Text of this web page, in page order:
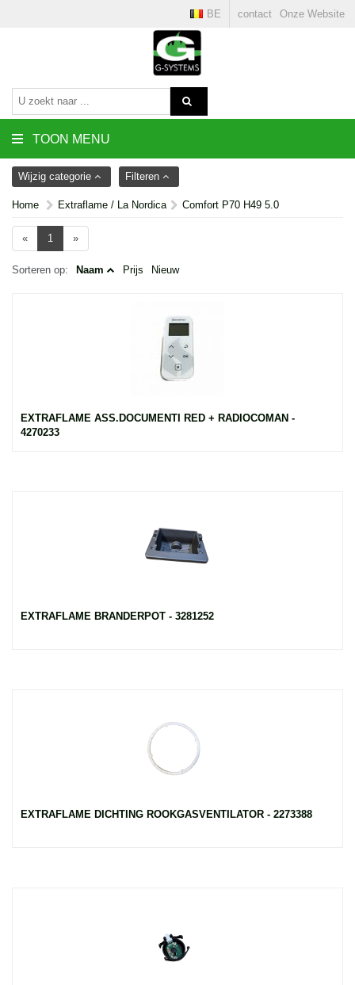
contact Onze Website
BE
TOON MENU
Wijzig categorie Filteren
Home Extraflame / La Nordica Comfort P70 H49 5.0
« 1 »
Sorteren op: Naam Prijs Nieuw
EXTRAFLAME ASS.DOCUMENTI RED + RADIOCOMAN -
4270233
EXTRAFLAME BRANDERPOT - 3281252
EXTRAFLAME DICHTING ROOKGASVENTILATOR - 2273388